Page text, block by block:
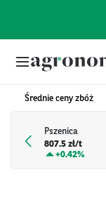
Średnie ceny zbóż
Pszenica
807.5 zł/t
+0.42%